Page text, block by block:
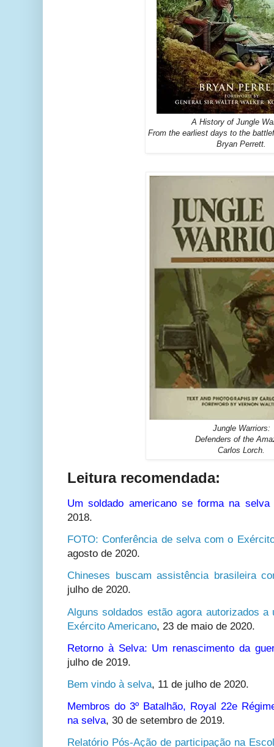
A History of Jungle
From the earliest days to the
Bryan Perrett.
Jungle Warriors:
Defenders of the
Carlos Lorch.
Leitura recomendada:
Um soldado americano se forma na selva
2018.
FOTO: Conferência de selva com o
agosto de 2020.
Chineses buscam assistência brasileira
julho de 2020.
Alguns soldados estão agora autorizados
Exército Americano, 23 de maio de 2020.
Retorno à Selva: Um renascimento da
julho de 2019.
Bem vindo à selva, 11 de julho de 2020.
Membros do 3º Batalhão, Royal 22e
na selva, 30 de setembro de 2019.
Relatório Pós-Ação de participação na